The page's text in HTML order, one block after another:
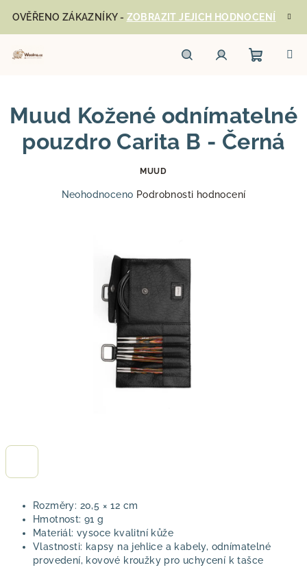
obsah
OVĚŘENO ZÁKAZNÍKY - ZOBRAZIT JEJICH HODNOCENÍ
košík
Rozměry: 20,5 × 12 cm
Hmotnost: 91 g
Materiál: vysoce kvalitní kůže
Vlastnosti: kapsy na jehlice a kabely, odnímatelné
provedení, kovové kroužky pro uchycení k tašce
Muud Kožené odnímatelné
pouzdro Carita B - Černá
MUUD
Průměrné
hvězdiček.
Neohodnoceno Podrobnosti hodnocení